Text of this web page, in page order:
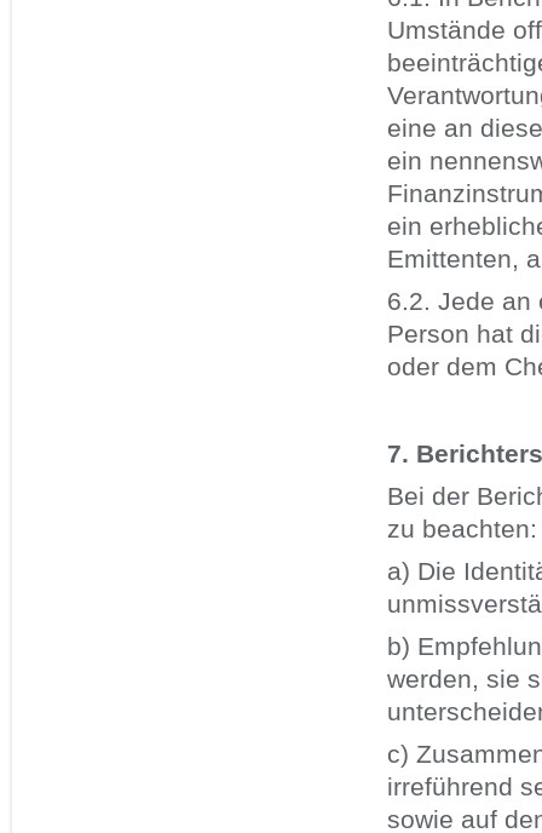
Umstände
eine an
ein
ein
Emittenten,
6.2. Jede an
Person hat
oder dem
7.
Bei der
zu beachten:
a) Die
b)
werden, sie
c)
irreführend
sowie auf